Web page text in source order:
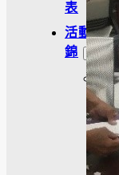
表
活動集
錦
大
學
社